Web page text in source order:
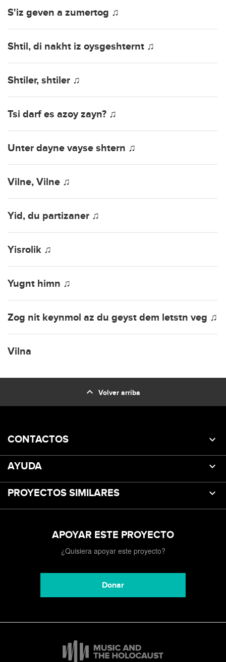
S'iz geven a zumertog ♫
Shtil, di nakht iz oysgeshternt ♫
Shtiler, shtiler ♫
Tsi darf es azoy zayn? ♫
Unter dayne vayse shtern ♫
Vilne, Vilne ♫
Yid, du partizaner ♫
Yisrolik ♫
Yugnt himn ♫
Zog nit keynmol az du geyst dem letstn veg ♫
Vilna
expand_less Volver arriba
CONTACTOS
AYUDA
PROYECTOS SIMILARES
APOYAR ESTE PROYECTO
¿Quisiera apoyar este proyecto?
Donar